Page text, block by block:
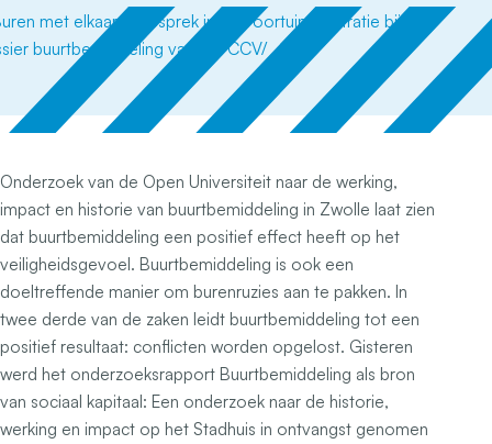
Onderzoek van de Open Universiteit naar de werking,
impact en historie van buurtbemiddeling in Zwolle laat zien
dat buurtbemiddeling een positief effect heeft op het
veiligheidsgevoel. Buurtbemiddeling is ook een
doeltreffende manier om burenruzies aan te pakken. In
twee derde van de zaken leidt buurtbemiddeling tot een
positief resultaat: conflicten worden opgelost. Gisteren
werd het onderzoeksrapport Buurtbemiddeling als bron
van sociaal kapitaal: Een onderzoek naar de historie,
werking en impact op het Stadhuis in ontvangst genomen